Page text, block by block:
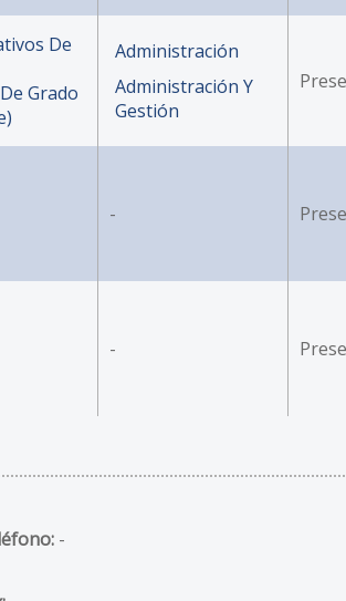
De
Grado
Administración
Administración Y
Gestión
-
-
-